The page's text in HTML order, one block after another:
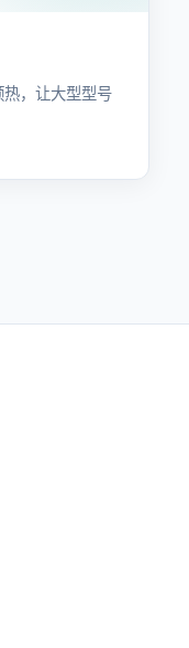
，让大型型号